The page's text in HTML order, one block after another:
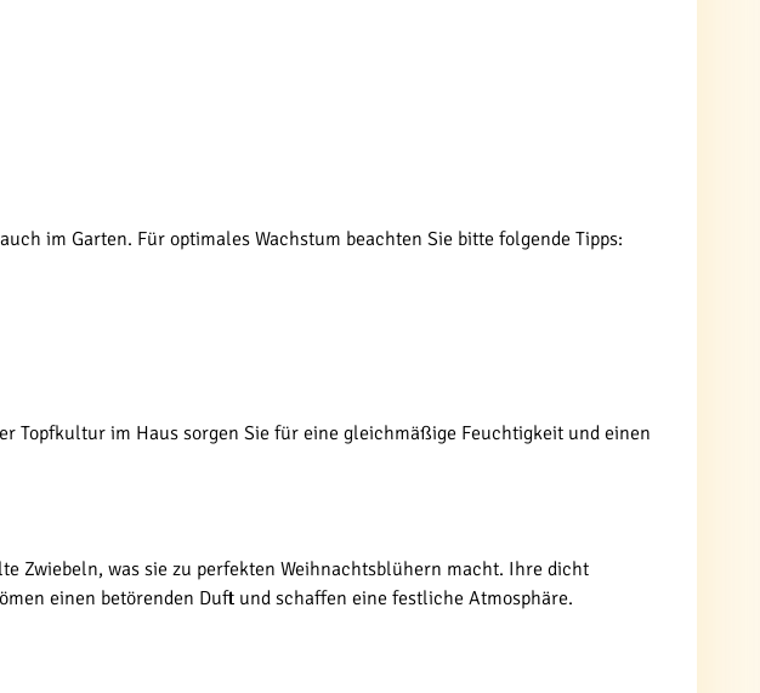
im Garten. Für optimales Wachstum beachten Sie bitte folgende Tipps:
Topfkultur im Haus sorgen Sie für eine gleichmäßige Feuchtigkeit und einen
Zwiebeln, was sie zu perfekten Weihnachtsblühern macht. Ihre dicht
einen betörenden Duft und schaffen eine festliche Atmosphäre.